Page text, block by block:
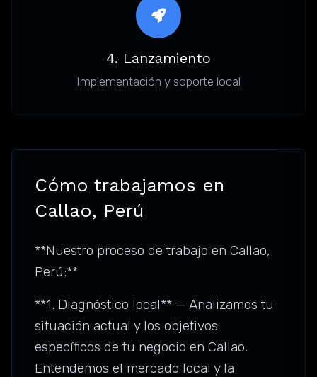
4. Lanzamiento
Implementación y soporte local
Cómo trabajamos en
Callao, Perú
**Nuestro proceso de trabajo en Callao,
Perú:**
**1. Diagnóstico local** — Analizamos tu
situación actual y los objetivos
específicos de tu negocio en Callao.
Entendemos el mercado local y la